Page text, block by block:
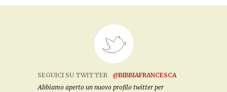
SEGUICI SU TWITTER
@BIBBIAFRANCESCA
Abbiamo aperto un nuovo profilo twitter per